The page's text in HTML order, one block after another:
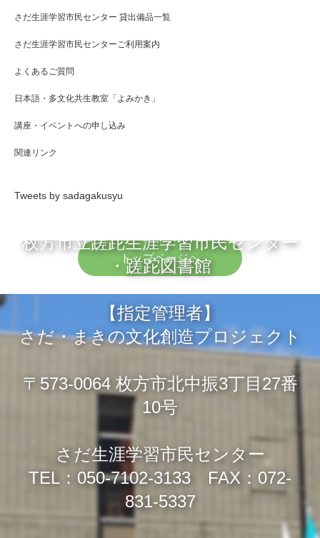
さだ生涯学習市民センター 貸出備品一覧
さだ生涯学習市民センターご利用案内
よくあるご質問
日本語・多文化共生教室「よみかき」
講座・イベントへの申し込み
関連リンク
Tweets by sadagakusyu
トップページへ
枚方市立蹉跎生涯学習市民センター
・蹉跎図書館
【指定管理者】
さだ・まきの文化創造プロジェクト
〒573-0064 枚方市北中振3丁目27番
10号
さだ生涯学習市民センター
TEL：050-7102-3133 FAX：072-
831-5337